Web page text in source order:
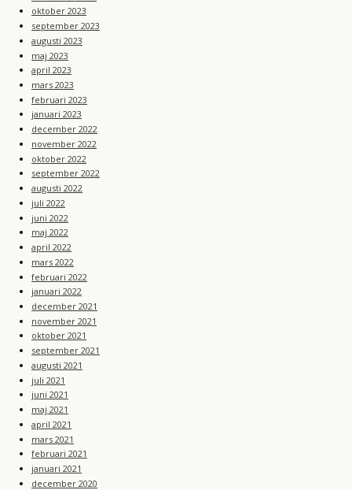
oktober 2023
september 2023
augusti 2023
maj 2023
april 2023
mars 2023
februari 2023
januari 2023
december 2022
november 2022
oktober 2022
september 2022
augusti 2022
juli 2022
juni 2022
maj 2022
april 2022
mars 2022
februari 2022
januari 2022
december 2021
november 2021
oktober 2021
september 2021
augusti 2021
juli 2021
juni 2021
maj 2021
april 2021
mars 2021
februari 2021
januari 2021
december 2020